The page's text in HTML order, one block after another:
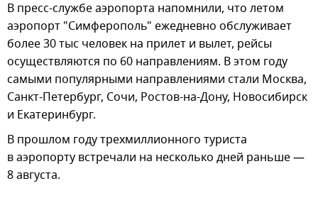
В пресс-службе аэропорта напомнили, что летом
аэропорт "Симферополь" ежедневно обслуживает
более 30 тыс человек на прилет и вылет, рейсы
осуществляются по 60 направлениям. В этом году
самыми популярными направлениями стали Москва,
Санкт-Петербург, Сочи, Ростов-на-Дону, Новосибирск
и Екатеринбург.
В прошлом году трехмиллионного туриста
в аэропорту встречали на несколько дней раньше —
8 августа.